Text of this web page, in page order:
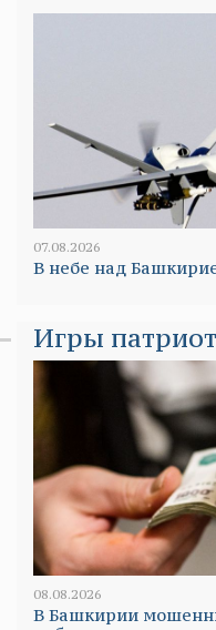
07.08.2026
В небе над
Игры
08.08.2026
В Башкирии